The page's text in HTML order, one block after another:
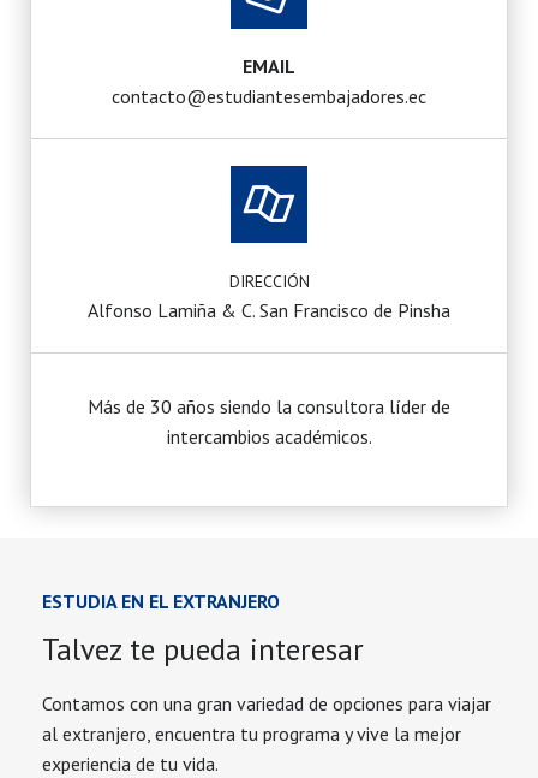
EMAIL
contacto@estudiantesembajadores.ec
DIRECCIÓN
Alfonso Lamiña & C. San Francisco de Pinsha
Más de 30 años siendo la consultora líder de
intercambios académicos.
ESTUDIA EN EL EXTRANJERO
Talvez te pueda interesar
Contamos con una gran variedad de opciones para viajar
al extranjero, encuentra tu programa y vive la mejor
experiencia de tu vida.